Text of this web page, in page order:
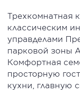
Трехкомнатная
классическим
управделами
парковой зоны
Комфортная
просторную
кухни, главную